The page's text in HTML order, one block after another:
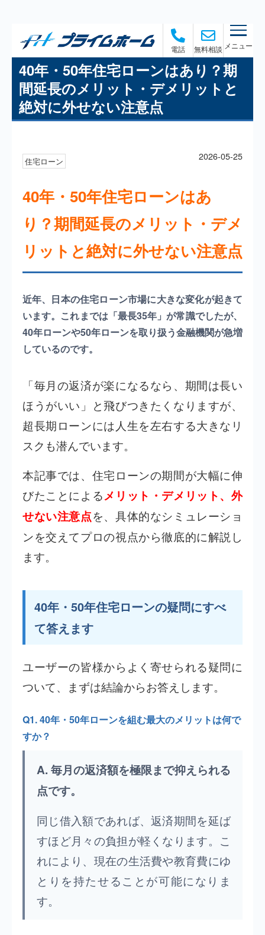
電話 無料相談 メニュー
40年・50年住宅ローンはあり？期
間延長のメリット・デメリットと
絶対に外せない注意点
住宅ローン 2026-05-25
40年・50年住宅ローンはあ
り？期間延長のメリット・デメ
リットと絶対に外せない注意点
近年、日本の住宅ローン市場に大きな変化が起きて
います。これまでは「最長35年」が常識でしたが、
40年ローンや50年ローンを取り扱う金融機関が急増
しているのです。
「毎月の返済が楽になるなら、期間は長い
ほうがいい」と飛びつきたくなりますが、
超長期ローンには人生を左右する大きなリ
スクも潜んでいます。
本記事では、住宅ローンの期間が大幅に伸
びたことによるメリット・デメリット、外
せない注意点を、具体的なシミュレーショ
ンを交えてプロの視点から徹底的に解説し
ます。
40年・50年住宅ローンの疑問にすべ
て答えます
ユーザーの皆様からよく寄せられる疑問に
ついて、まずは結論からお答えします。
Q1. 40年・50年ローンを組む最大のメリットは何で
すか？
A. 毎月の返済額を極限まで抑えられる
点です。
同じ借入額であれば、返済期間を延ば
すほど月々の負担が軽くなります。こ
れにより、現在の生活費や教育費にゆ
とりを持たせることが可能になりま
す。